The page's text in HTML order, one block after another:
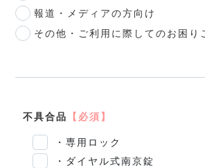
報道・メディアの方向け
その他・ご利用に際してのお困り
不具合品 【必須】
・専用ロック
・ダイヤル式南京錠